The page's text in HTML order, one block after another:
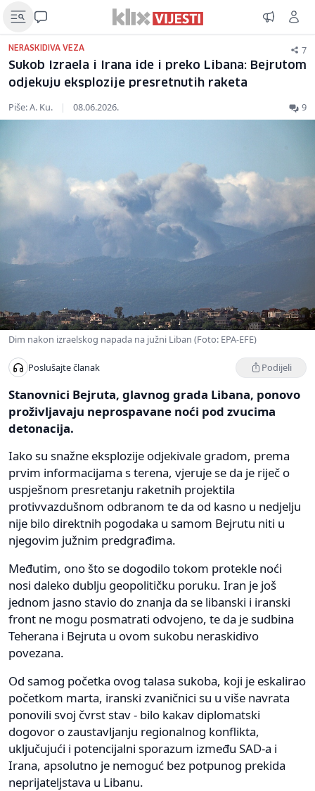
NERASKIDIVA VEZA 7
Sukob Izraela i Irana ide i preko Libana: Bejrutom
odjekuju eksplozije presretnutih raketa
Piše: A. Ku. | 08.06.2026. 9
Dim nakon izraelskog napada na južni Liban (Foto: EPA-EFE)
Poslušajte članak Podijeli
Stanovnici Bejruta, glavnog grada Libana, ponovo
proživljavaju neprospavane noći pod zvucima
detonacija.
Iako su snažne eksplozije odjekivale gradom, prema
prvim informacijama s terena, vjeruje se da je riječ o
uspješnom presretanju raketnih projektila
protivvazdušnom odbranom te da od kasno u nedjelju
nije bilo direktnih pogodaka u samom Bejrutu niti u
njegovim južnim predgrađima.
Međutim, ono što se dogodilo tokom protekle noći
nosi daleko dublju geopolitičku poruku. Iran je još
jednom jasno stavio do znanja da se libanski i iranski
front ne mogu posmatrati odvojeno, te da je sudbina
Teherana i Bejruta u ovom sukobu neraskidivo
povezana.
Od samog početka ovog talasa sukoba, koji je eskalirao
početkom marta, iranski zvaničnici su u više navrata
ponovili svoj čvrst stav - bilo kakav diplomatski
dogovor o zaustavljanju regionalnog konflikta,
uključujući i potencijalni sporazum između SAD-a i
Irana, apsolutno je nemoguć bez potpunog prekida
neprijateljstava u Libanu.